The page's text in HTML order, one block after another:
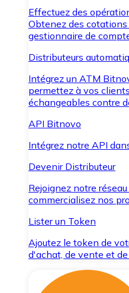
Effectuez des
Obtenez des
gestionnaire de
Distributeurs
Intégrez un ATM
permettez à vos
échangeables contre
API Bitnovo
Intégrez notre API
Devenir Distributeur
Rejoignez notre
commercialisez nos
Lister un Token
Ajoutez le token de
d'achat, de vente et